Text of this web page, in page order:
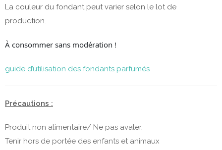
La couleur du fondant peut varier selon le lot de
production.
À consommer sans modération !
guide d’utilisation des fondants parfumés
Précautions :
Produit non alimentaire/ Ne pas avaler.
Tenir hors de portée des enfants et animaux